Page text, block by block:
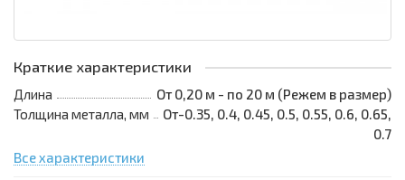
Краткие характеристики
Длина
От 0,20 м - по 20 м (Режем в размер)
Толщина металла, мм
От-0.35, 0.4, 0.45, 0.5, 0.55, 0.6, 0.65,
0.7
Все характеристики